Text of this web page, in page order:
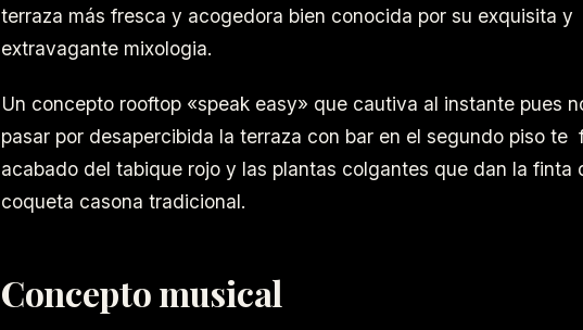
terraza más fresca y acogedora bien conocida por su exquisita y
extravagante mixologia.
Un concepto rooftop «speak easy» que cautiva al instante pues
pasar por desapercibida la terraza con bar en el segundo piso te
acabado del tabique rojo y las plantas colgantes que dan la finta
coqueta casona tradicional.
Concepto musical